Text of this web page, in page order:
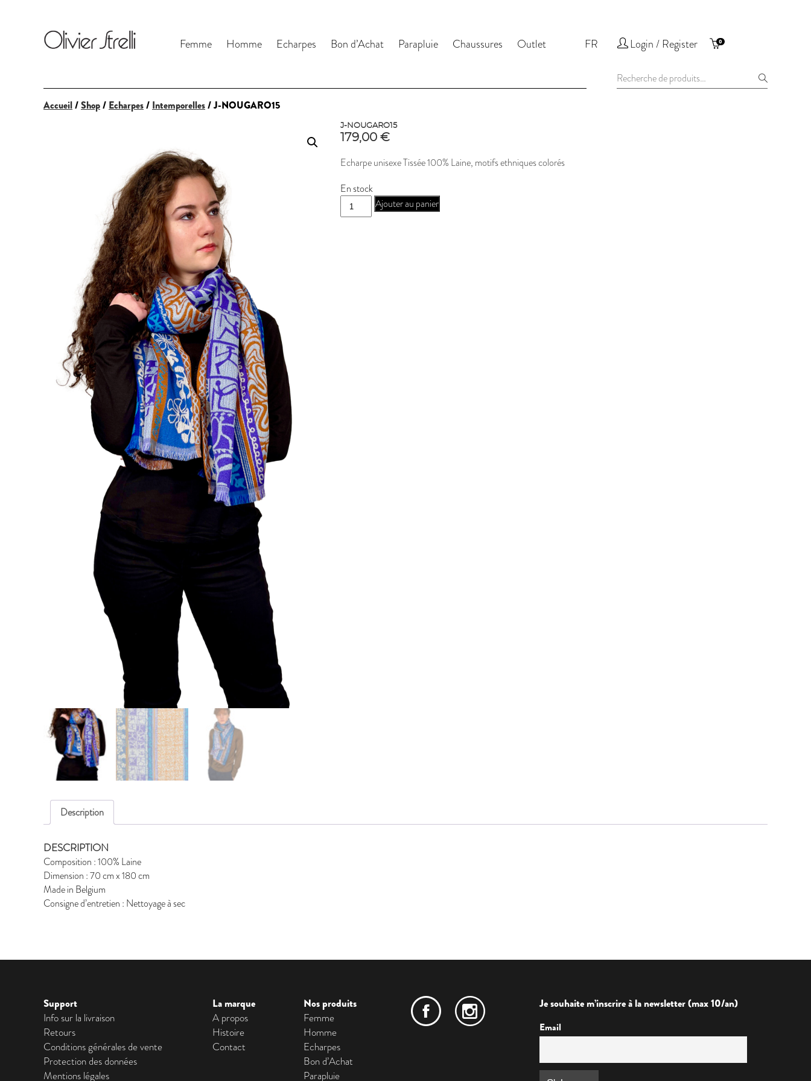
Femme Homme Echarpes Bon d’Achat Parapluie Chaussures Outlet FR Login / Register 0
Recherche
pour :
Accueil/Shop/ Echarpes/ Intemporelles/ J-NOUGARO15
J-NOUGARO15
179,00 €
Echarpe unisexe Tissée 100% Laine, motifs ethniques colorés
En stock
quantité
de
Ajouter au panier
Description
DESCRIPTION
Composition : 100% Laine
Dimension : 70 cm x 180 cm
Made in Belgium
Consigne d’entretien : Nettoyage à sec
Support
Info sur la livraison
Retours
Conditions générales de vente
Protection des données
Mentions légales
La marque
A propos
Histoire
Contact
Nos produits
Femme
Homme
Echarpes
Bon d’Achat
Parapluie
Je souhaite m’inscrire à la newsletter (max 10/an)
Email